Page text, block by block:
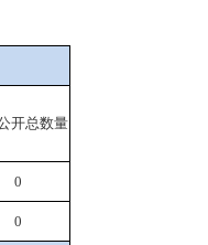
开总数量
0
0